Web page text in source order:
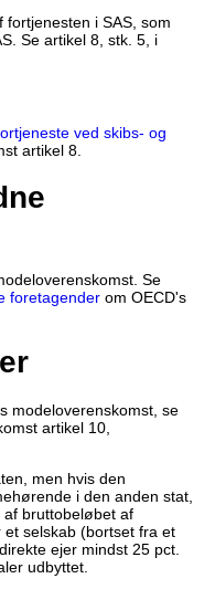
i SAS, som
Se artikel 8, stk. 5, i
ved skibs- og
artikel 8.
Se
foretagenderom OECD's
modeloverenskomst, se
artikel 10,
men hvis den
i den anden stat,
af bruttobeløbet af
selskab (bortset fra et
ejer mindst 25 pct.
udbyttet.